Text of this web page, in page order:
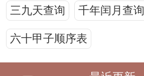
三九天查询 千年闰月查询
六十甲子顺序表